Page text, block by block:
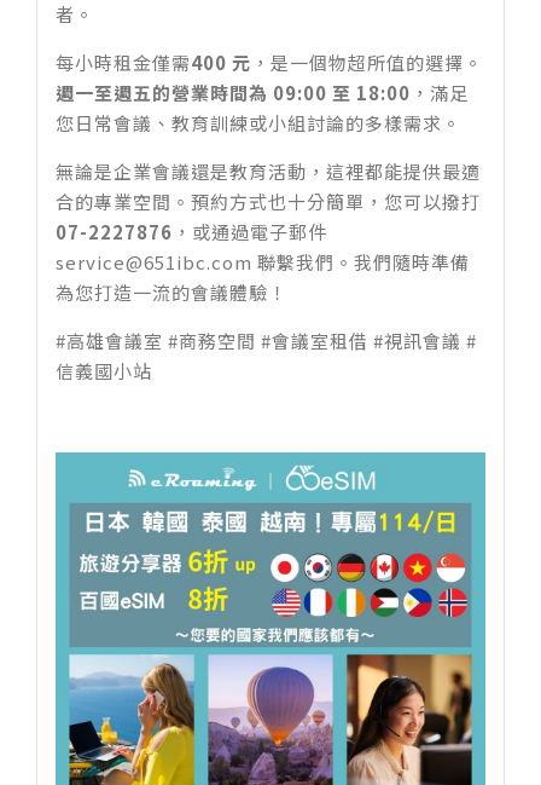
者。
每小時租金僅需400 元 ，是一個物超所值的選擇。
週一至週五的營業時間為 09:00 至 18:00 ，滿足
您日常會議、教育訓練或小組討論的多樣需求。
無論是企業會議還是教育活動，這裡都能提供最適
合的專業空間。預約方式也十分簡單，您可以撥打
07-2227876 ，或通過電子郵件
service@651ibc.com 聯繫我們。我們隨時準備
為您打造一流的會議體驗！
#高雄會議室 #商務空間 #會議室租借 #視訊會議 #
信義國小站